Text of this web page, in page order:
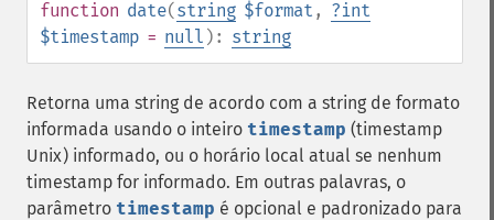
function date(string $format , ?int
$timestamp = null ): string
Retorna uma string de acordo com a string de formato
informada usando o inteiro timestamp (timestamp
Unix) informado, ou o horário local atual se nenhum
timestamp for informado. Em outras palavras, o
parâmetro timestamp é opcional e padronizado para